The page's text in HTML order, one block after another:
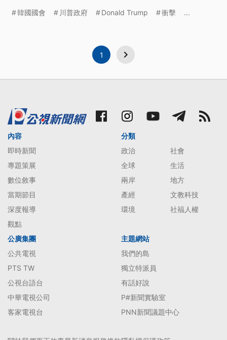
喊話在野黨別拖延拒審。
韓國國會 川普政府 Donald Trump 衝擊 ...
1
內容
即時新聞
專題策展
數位敘事
當期節目
深度報導
觀點
分類
政治
社會
全球
生活
兩岸
地方
產經
文教科技
環境
社福人權
公廣集團
公共電視
PTS TW
公視台語台
中華電視公司
客家電視台
主題網站
我們的島
獨立特派員
有話好說
P#新聞實驗室
PNN新聞議題中心